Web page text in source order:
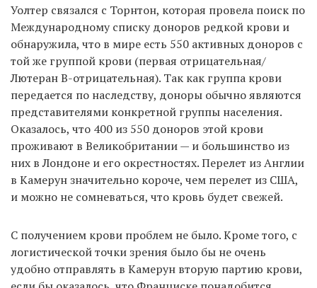
Уолтер связался с Торнтон, которая провела поиск по
Международному списку доноров редкой крови и
обнаружила, что в мире есть 550 активных доноров с
той же группой крови (первая отрицательная/
Лютеран B-отрицательная). Так как группа крови
передается по наследству, доноры обычно являются
представителями конкретной группы населения.
Оказалось, что 400 из 550 доноров этой крови
проживают в Великобритании — и большинство из
них в Лондоне и его окрестностях. Перелет из Англии
в Камерун значительно короче, чем перелет из США,
и можно не сомневаться, что кровь будет свежей.
С получением крови проблем не было. Кроме того, с
логистической точки зрения было бы не очень
удобно отправлять в Камерун вторую партию крови,